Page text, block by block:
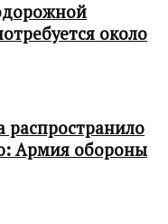
около
Армия обороны